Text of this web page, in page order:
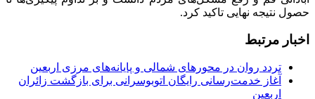
حصول نتیجه نهایی تاکید کرد.
اخبار مرتبط
تردد روان در محورهای شمالی و پایانه‌های مرزی اربعین
آغاز خدمت‌رسانی رایگان اتوبوسرانی برای بازگشت زائران
اربعین